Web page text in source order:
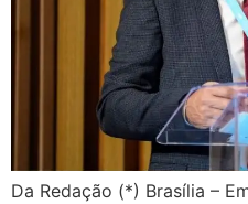
Da Redação (*) Brasília –